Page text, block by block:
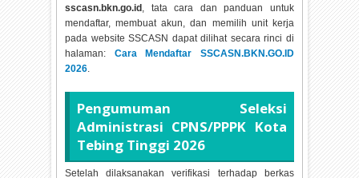
sscasn.bkn.go.id , tata cara dan panduan untuk
mendaftar, membuat akun, dan memilih unit kerja
pada website SSCASN dapat dilihat secara rinci di
halaman: Cara Mendaftar SSCASN.BKN.GO.ID
2026.
Pengumuman Seleksi
Administrasi CPNS/PPPK Kota
Tebing Tinggi 2026
Setelah dilaksanakan verifikasi terhadap berkas